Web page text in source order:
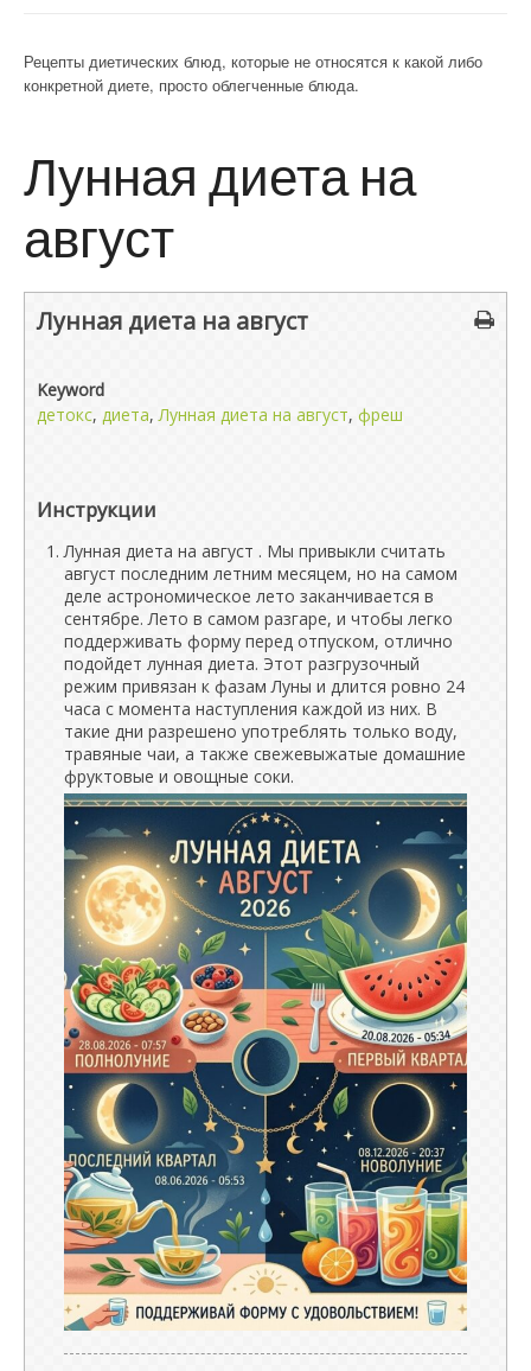
Рецепты диетических блюд, которые не относятся к какой либо
конкретной диете, просто облегченные блюда.
Лунная диета на
август
Лунная диета на август
Keyword
детокс, диета,Лунная диета на август, фреш
Инструкции
Лунная диета на август . Мы привыкли считать
август последним летним месяцем, но на самом
деле астрономическое лето заканчивается в
сентябре. Лето в самом разгаре, и чтобы легко
поддерживать форму перед отпуском, отлично
подойдет лунная диета. Этот разгрузочный
режим привязан к фазам Луны и длится ровно 24
часа с момента наступления каждой из них. В
такие дни разрешено употреблять только воду,
травяные чаи, а также свежевыжатые домашние
фруктовые и овощные соки.